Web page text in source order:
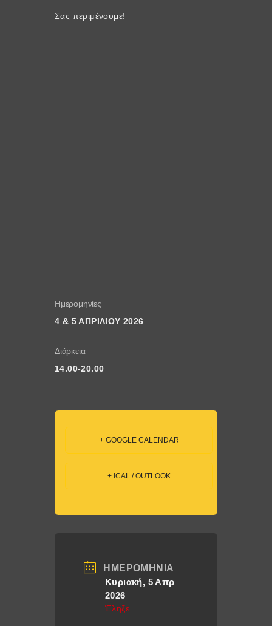
Σας περιμένουμε!
Ημερομηνίες
4 & 5 ΑΠΡΙΛΙΟΥ 2026
Διάρκεια
14.00-20.00
+ GOOGLE CALENDAR
+ ICAL / OUTLOOK
ΗΜΕΡΟΜΗΝΊΑ
Κυριακή, 5 Απρ
2026
Έληξε